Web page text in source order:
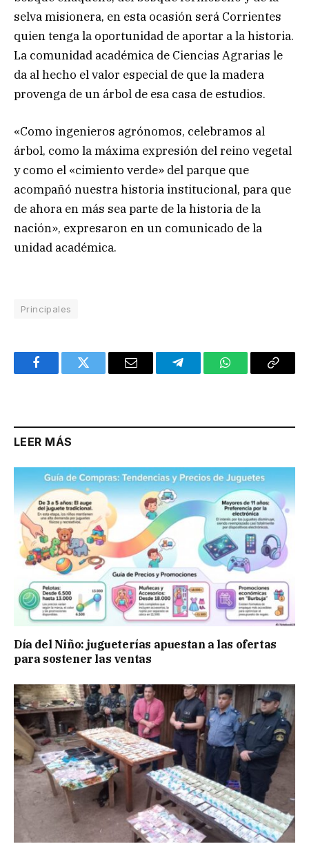
selva misionera, en esta ocasión será Corrientes
quien tenga la oportunidad de aportar a la historia.
La comunidad académica de Ciencias Agrarias le
da al hecho el valor especial de que la madera
provenga de un árbol de esa casa de estudios.
«Como ingenieros agrónomos, celebramos al
árbol, como la máxima expresión del reino vegetal
y como el «cimiento verde» del parque que
acompañó nuestra historia institucional, para que
de ahora en más sea parte de la historia de la
nación», expresaron en un comunicado de la
unidad académica.
Principales
FacebookTwitter Email TelegramWhatsAppCopy
LEER MÁS
Día del Niño: jugueterías apuestan a las ofertas
para sostener las ventas